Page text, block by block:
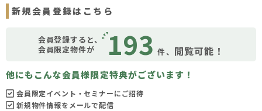
新規会員登録はこちら
会員登録すると、
会員限定物件が
193 件、 閲覧可能！
他にもこんな会員様限定特典がございます！
会員限定イベント・セミナーにご招待
新規物件情報をメールで配信